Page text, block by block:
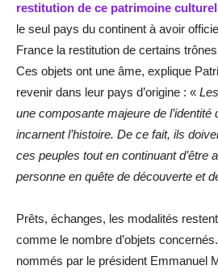
restitution de ce patrimoine culturel
le seul pays du continent à avoir
France la restitution de certains
Ces objets ont une âme, explique
revenir dans leur pays d’origine : «
une composante majeure de l’identité
incarnent l’histoire. De ce fait, ils
ces peuples tout en continuant d’être
personne en quête de découverte et
Prêts, échanges, les modalités
comme le nombre d’objets
nommés par le président Emmanuel